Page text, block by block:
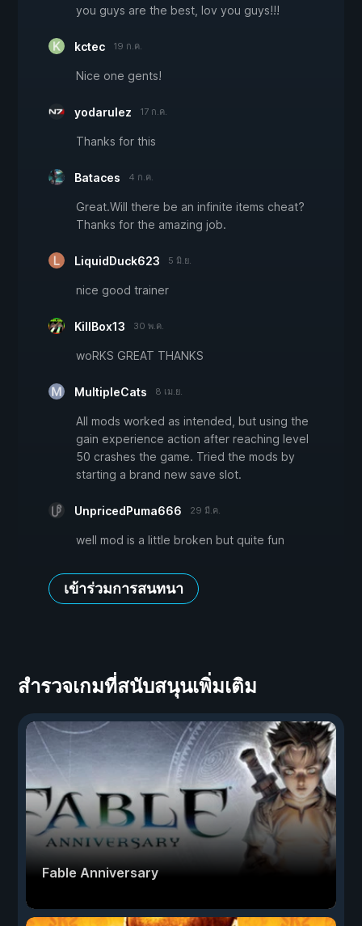
you guys are the best, lov you guys!!!
kctec 19 ก.ค.
Nice one gents!
yodarulez 17 ก.ค.
Thanks for this
Bataces 4 ก.ค.
Great.Will there be an infinite items cheat?
Thanks for the amazing job.
LiquidDuck623 5 มิ.ย.
nice good trainer
KillBox13 30 พ.ค.
woRKS GREAT THANKS
MultipleCats 8 เม.ย.
All mods worked as intended, but using the
gain experience action after reaching level
50 crashes the game. Tried the mods by
starting a brand new save slot.
UnpricedPuma666 29 มี.ค.
well mod is a little broken but quite fun
เข้าร่วมการสนทนา
สำรวจเกมที่สนับสนุนเพิ่มเติม
Fable Anniversary